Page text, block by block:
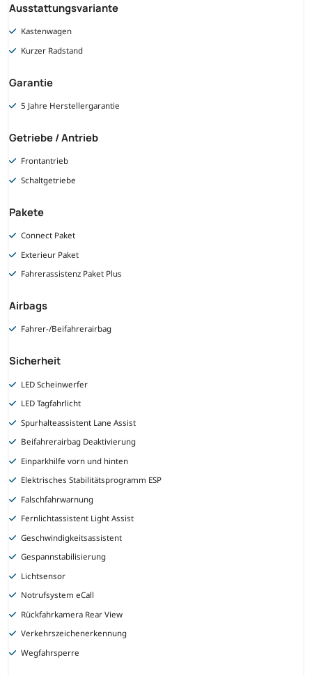
Ausstattungsvariante
Kastenwagen
Kurzer Radstand
Garantie
5 Jahre Herstellergarantie
Getriebe / Antrieb
Frontantrieb
Schaltgetriebe
Pakete
Connect Paket
Exterieur Paket
Fahrerassistenz Paket Plus
Airbags
Fahrer-/Beifahrerairbag
Sicherheit
LED Scheinwerfer
LED Tagfahrlicht
Spurhalteassistent Lane Assist
Beifahrerairbag Deaktivierung
Einparkhilfe vorn und hinten
Elektrisches Stabilitätsprogramm ESP
Falschfahrwarnung
Fernlichtassistent Light Assist
Geschwindigkeitsassistent
Gespannstabilisierung
Lichtsensor
Notrufsystem eCall
Rückfahrkamera Rear View
Verkehrszeichenerkennung
Wegfahrsperre